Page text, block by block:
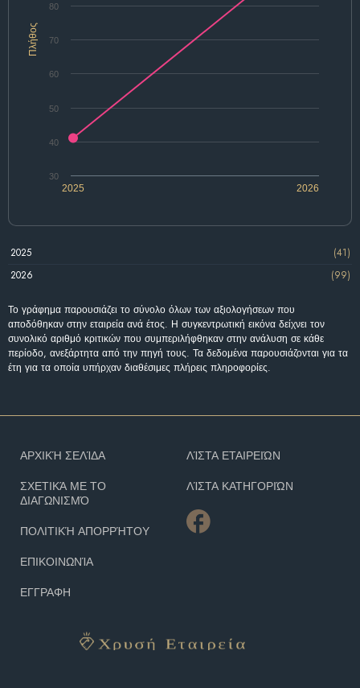
Πλήθος
2025 2026
30
40
50
60
70
80
2025
(41)
2026
(99)
Το γράφημα παρουσιάζει το σύνολο όλων των αξιολογήσεων που
αποδόθηκαν στην εταιρεία ανά έτος. Η συγκεντρωτική εικόνα δείχνει τον
συνολικό αριθμό κριτικών που συμπεριλήφθηκαν στην ανάλυση σε κάθε
περίοδο, ανεξάρτητα από την πηγή τους. Τα δεδομένα παρουσιάζονται για τα
έτη για τα οποία υπήρχαν διαθέσιμες πλήρεις πληροφορίες.
ΑΡΧΙΚΉ ΣΕΛΊΔΑ
ΣΧΕΤΙΚΆ ΜΕ ΤΟ
ΔΙΑΓΩΝΙΣΜΌ
ΠΟΛΙΤΙΚΉ ΑΠΟΡΡΉΤΟΥ
ΕΠΙΚΟΙΝΩΝΊΑ
ΕΓΓΡΑΦΗ
ΛΊΣΤΑ ΕΤΑΙΡΕΙΏΝ
ΛΊΣΤΑ ΚΑΤΗΓΟΡΙΏΝ